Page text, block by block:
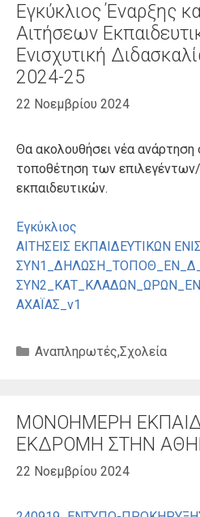
Εγκύκλιος Έναρξης
Αιτήσεων
Ενισχυτική
2024-25
22 Νοεμβρίου 2024
Θα ακολουθήσει νέα ανάρτηση
τοποθέτηση των
εκπαιδευτικών.
Εγκύκλιος
ΑΙΤΗΣΕΙΣ ΕΚΠΑΙΔΕΥΤΙΚΩΝ
ΑΧΑΪΑΣ_v1
Κατηγορίες
Αναπληρωτές,Σχολεία
ΜΟΝΟΗΜΕΡΗ
ΕΚΔΡΟΜΗ ΣΤΗΝ
22 Νοεμβρίου 2024